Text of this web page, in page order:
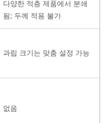
다양한 적층 제품에서 분쇄
됨; 두께 적용 불가
과립 크기는 맞춤 설정 가능
없음